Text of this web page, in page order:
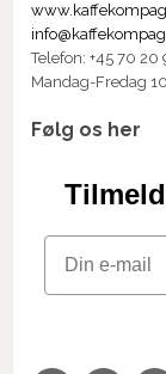
Telefon: +45 70 20
Mandag-Fredag
Følg os her
Email